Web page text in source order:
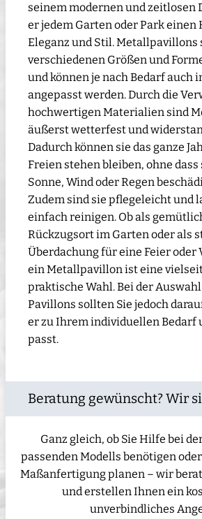
seinem modernen und zeitlosen
er jedem Garten oder Park einen
Eleganz und Stil. Metallpavillons
verschiedenen Größen und
und können je nach Bedarf auch
angepasst werden. Durch die
hochwertigen Materialien sind
äußerst wetterfest und
Dadurch können sie das ganze
Freien stehen bleiben, ohne dass
Sonne, Wind oder Regen
Zudem sind sie pflegeleicht und
einfach reinigen. Ob als
Rückzugsort im Garten oder als
Überdachung für eine Feier oder
ein Metallpavillon ist eine
praktische Wahl. Bei der
Pavillons sollten Sie jedoch
er zu Ihrem individuellen Bedarf
passt.
Beratung gewünscht? Wir
Ganz gleich, ob Sie Hilfe bei
passenden Modells benötigen
Maßanfertigung planen – wir
und erstellen Ihnen ein
unverbindliches